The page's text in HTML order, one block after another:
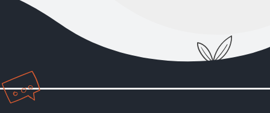
Přidáno do košíku!